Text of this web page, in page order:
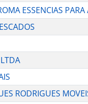
ESSENCIAS
RODRIGUES